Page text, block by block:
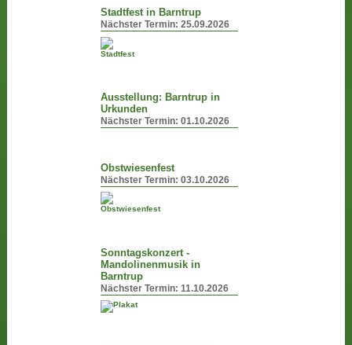
Stadtfest in Barntrup
Nächster Termin:25.09.2026
Ausstellung: Barntrup in
Urkunden
Nächster Termin:01.10.2026
Obstwiesenfest
Nächster Termin:03.10.2026
Sonntagskonzert -
Mandolinenmusik in
Barntrup
Nächster Termin:11.10.2026